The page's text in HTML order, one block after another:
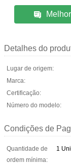
Detalhes do
Lugar de origem:
Marca:
Certificação:
Número do modelo:
Condições de
Quantidade de
ordem mínima:
1